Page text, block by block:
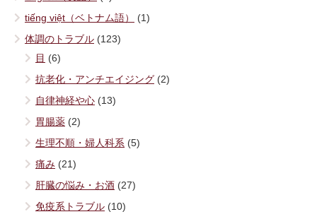
tiếng việt（ベトナム語）
(1)
体調のトラブル (123)
目 (6)
抗老化・アンチエイジング (2)
自律神経や心 (13)
胃腸薬 (2)
生理不順・婦人科系 (5)
痛み (21)
肝臓の悩み・お酒 (27)
免疫系トラブル (10)